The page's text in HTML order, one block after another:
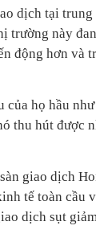
dịch tại
trường này
động hơn và
của họ hầu
thu hút được
giao dịch
tế toàn cầu
dịch sụt